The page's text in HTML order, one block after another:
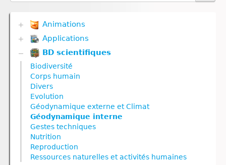
Animations
Biodiversité
Communication hormonale
Communication nerveuse
Corps humain
Défense immunitaire
Divers
Génétique
Géodynamique externe
Géodynamique interne
Nutrition
Nutrition animale
Nutrition végétale
Applications
Biodiversité
Communication hormonale
Communication nerveuse
Corps humain
Défense immunitaire
Divers
Evolution
Génétique
Géodynamique externe
Géodynamique interne
Molécule
BD scientifiques
Biodiversité
Corps humain
Divers
Evolution
Géodynamique externe et Climat
Géodynamique interne
Gestes techniques
Nutrition
Reproduction
Ressources naturelles et activités humaines